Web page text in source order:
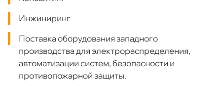
Инжиниринг
Поставка оборудования западного
производства для электрораспределения,
автоматизации систем, безопасности и
противопожарной защиты.